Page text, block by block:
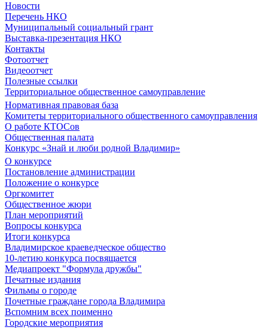
Новости
Перечень НКО
Муниципальный социальный грант
Выставка-презентация НКО
Контакты
Фотоотчет
Видеоотчет
Полезные ссылки
Территориальное общественное самоуправление
Нормативная правовая база
Комитеты территориального общественного самоуправления
О работе КТОСов
Общественная палата
Конкурс «Знай и люби родной Владимир»
О конкурсе
Постановление администрации
Положение о конкурсе
Оргкомитет
Общественное жюри
План мероприятий
Вопросы конкурса
Итоги конкурса
Владимирское краеведческое общество
10-летию конкурса посвящается
Медиапроект "Формула дружбы"
Печатные издания
Фильмы о городе
Почетные граждане города Владимира
Вспомним всех поименно
Городские мероприятия